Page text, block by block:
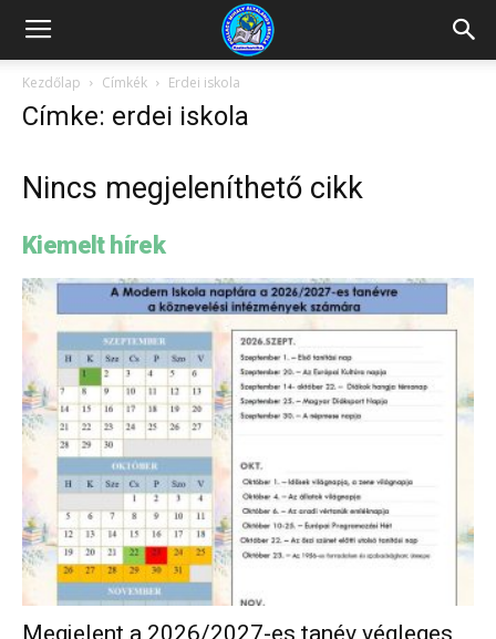
Kazincbarcikai
Pollack
Általános
Iskola
Kezdőlap Címkék Erdei iskola
Címke: erdei iskola
Nincs megjeleníthető cikk
Kiemelt hírek
Megjelent a 2026/2027-es tanév végleges